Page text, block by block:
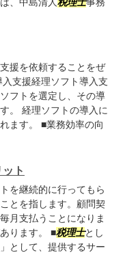
援を依頼することをぜ
支援経理ソフト導入支
フトを選定し、その導
。 経理ソフトの導入に
ます。 ■業務効率の向
ト
を継続的に行ってもら
とを指します。顧問契
月支払うことになりま
ります。 ■税理士とし
として、提供するサー